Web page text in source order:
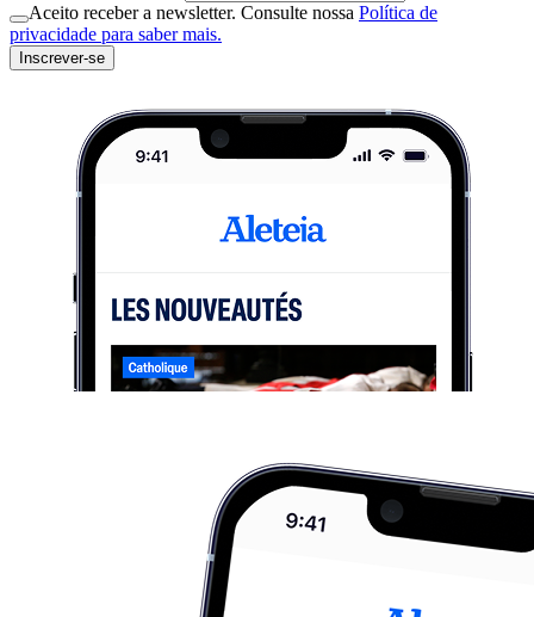
Aceito receber a newsletter. Consulte nossa Política de
privacidade para saber mais.
Inscrever-se